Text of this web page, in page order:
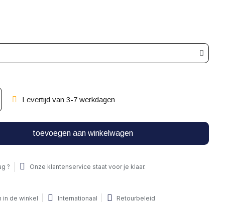
Levertijd van 3-7 werkdagen
toevoegen aan winkelwagen
? Onze klantenservice staat voor je klaar.
in de winkel Internationaal Retourbeleid